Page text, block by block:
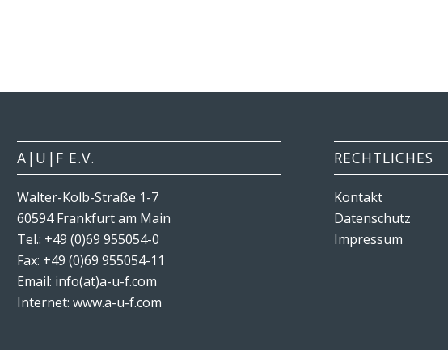
A|U|F E.V.
Walter-Kolb-Straße 1-7
60594 Frankfurt am Main
Tel.: +49 (0)69 955054-0
Fax: +49 (0)69 955054-11
Email: info(at)a-u-f.com
Internet:www.a-u-f.com
RECHTLICHES
Kontakt
Datenschutz
Impressum